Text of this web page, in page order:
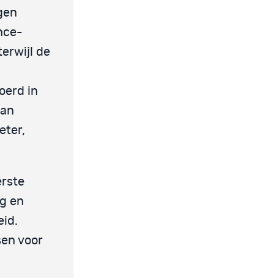
de
in
en
voor